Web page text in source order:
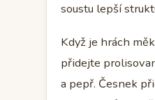
soustu lepší
Když je hrách
přidejte
a pepř. Česnek